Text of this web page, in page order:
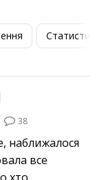
Статистика
38
наближалося
все